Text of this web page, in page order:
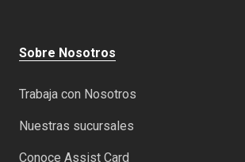
Sobre Nosotros
Trabaja con Nosotros
Nuestras sucursales
Conoce Assist Card